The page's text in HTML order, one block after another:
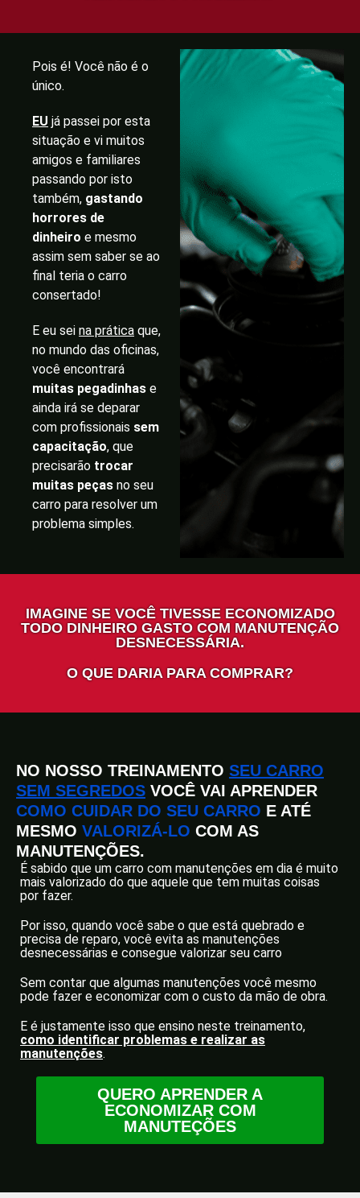
Pois é! Você não é o
único.
EU já passei por esta
situação e vi muitos
amigos e familiares
passando por isto
também, gastando
horrores de
dinheiro e mesmo
assim sem saber se ao
final teria o carro
consertado!
E eu sei na prática que,
no mundo das oficinas,
você encontrará
muitas pegadinhas e
ainda irá se deparar
com profissionais sem
capacitação, que
precisarão trocar
muitas peças no seu
carro para resolver um
problema simples.
IMAGINE SE VOCÊ TIVESSE ECONOMIZADO
TODO DINHEIRO GASTO COM MANUTENÇÃO
DESNECESSÁRIA.
O QUE DARIA PARA COMPRAR?
NO NOSSO TREINAMENTO SEU CARRO
SEM SEGREDOS VOCÊ VAI APRENDER
COMO CUIDAR DO SEU CARRO E ATÉ
MESMO VALORIZÁ-LO COM AS
MANUTENÇÕES.
É sabido que um carro com manutenções em dia é muito
mais valorizado do que aquele que tem muitas coisas
por fazer.
Por isso, quando você sabe o que está quebrado e
precisa de reparo, você evita as manutenções
desnecessárias e consegue valorizar seu carro
Sem contar que algumas manutenções você mesmo
pode fazer e economizar com o custo da mão de obra.
E é justamente isso que ensino neste treinamento,
como identificar problemas e realizar as
manutenções.
QUERO APRENDER A
ECONOMIZAR COM
MANUTEÇÕES